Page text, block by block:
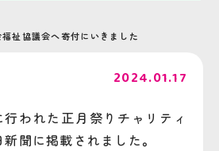
祉協議会へ寄付にいきました
2024.01.17
われた正月祭りチャリティ
聞に掲載されました。